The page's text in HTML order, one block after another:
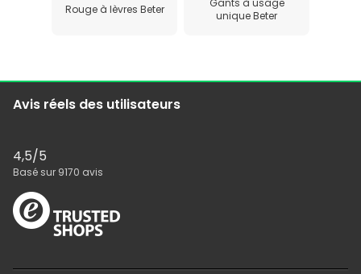
Rouge à lèvres Beter
unique Beter
Avis réels des utilisateurs
4,5/5
Basé sur 9170 avis